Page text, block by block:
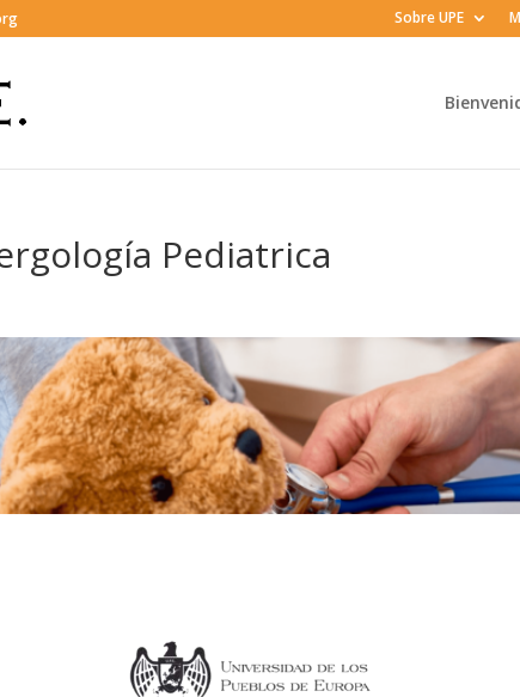
Sobre UPE
Pediatrica